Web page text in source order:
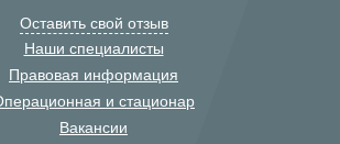
Оставить свой отзыв
Наши специалисты
Правовая информация
и стационар
Вакансии